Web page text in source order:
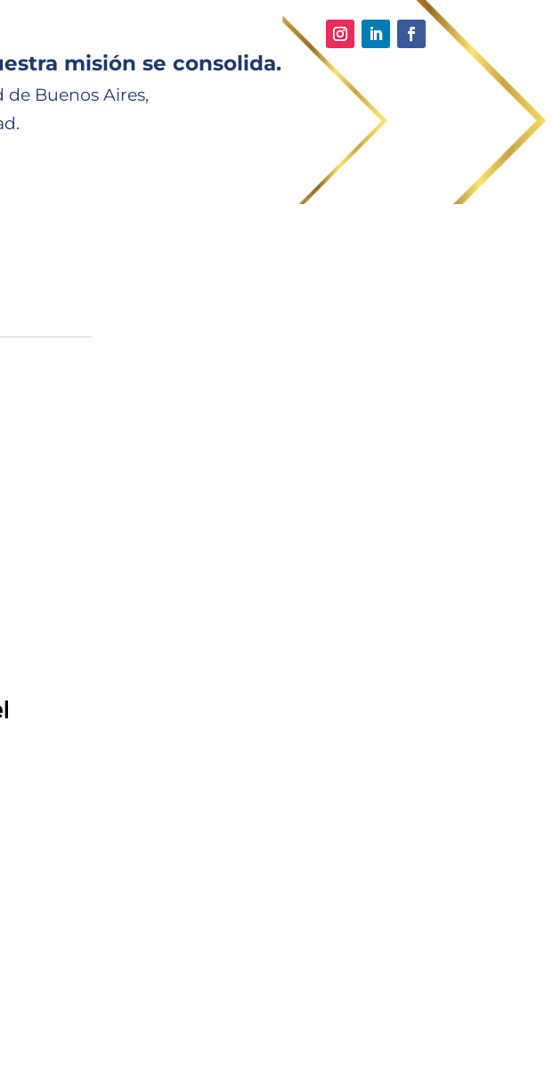
misión se consolida.
de Buenos Aires,